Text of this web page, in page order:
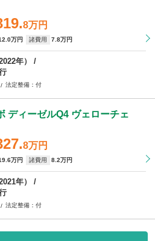
8万円
.0万円 諸費用 7 .8万円
年）
法定整備 付
ディーゼルQ4 ヴェローチェ
8万円
.6万円 諸費用 8 .2万円
年）
法定整備 付